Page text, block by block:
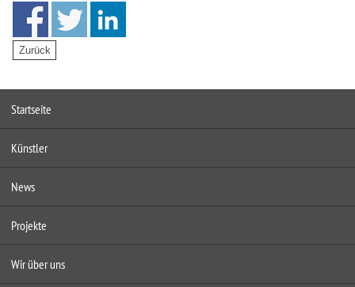
Startseite
Künstler
News
Projekte
Wir über uns